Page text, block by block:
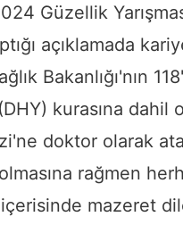
Güzellik
açıklamada
Bakanlığı'nın
kurasına dahil
doktor olarak
rağmen
mazeret